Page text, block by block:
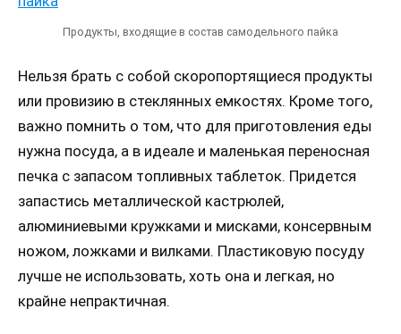
Продукты, входящие в состав самодельного пайка
Нельзя брать с собой скоропортящиеся продукты
или провизию в стеклянных емкостях. Кроме того,
важно помнить о том, что для приготовления еды
нужна посуда, а в идеале и маленькая переносная
печка с запасом топливных таблеток. Придется
запастись металлической кастрюлей,
алюминиевыми кружками и мисками, консервным
ножом, ложками и вилками. Пластиковую посуду
лучше не использовать, хоть она и легкая, но
крайне непрактичная.